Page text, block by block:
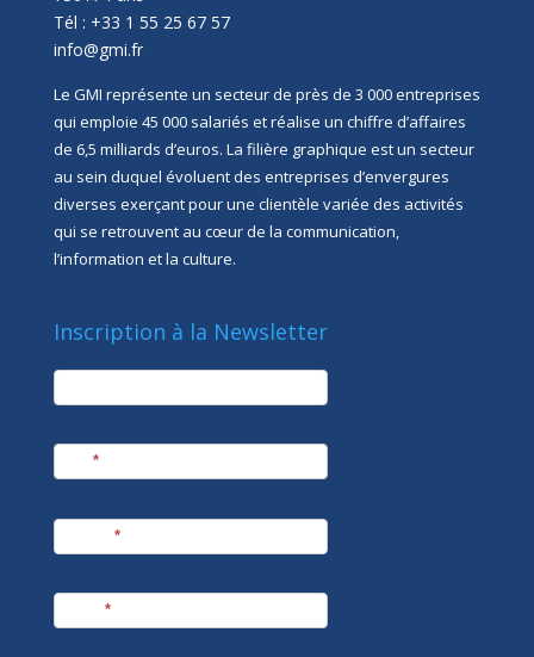
Tél : +33 1 55 25 67 57
info@gmi.fr
Le GMI représente un secteur de près de 3 000 entreprises
qui emploie 45 000 salariés et réalise un chiffre d’affaires
de 6,5 milliards d’euros. La filière graphique est un secteur
au sein duquel évoluent des entreprises d’envergures
diverses exerçant pour une clientèle variée des activités
qui se retrouvent au cœur de la communication,
l’information et la culture.
Inscription à la Newsletter
newsletter
*
*
*